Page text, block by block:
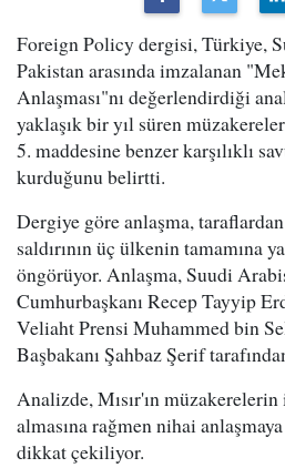
Foreign Policy dergisi, Türkiye,
Pakistan arasında imzalanan
Anlaşması"nı değerlendirdiği
yaklaşık bir yıl süren
5. maddesine benzer karşılıklı
kurduğunu belirtti.
Dergiye göre anlaşma,
saldırının üç ülkenin tamamına
öngörüyor. Anlaşma, Suudi
Cumhurbaşkanı Recep Tayyip
Veliaht Prensi Muhammed bin
Başbakanı Şahbaz Şerif
Analizde, Mısır'ın
almasına rağmen nihai
dikkat çekiliyor.